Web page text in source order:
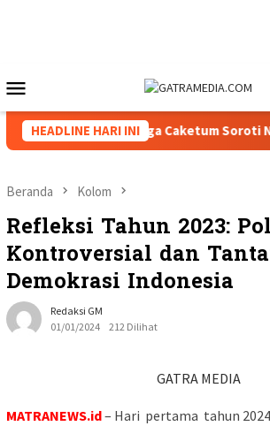
Mobile
HEADLINE HARI INI
Menguat, Tiga Caketum Soroti
Beranda Kolom
Refleksi Tahun 2023:
Kontroversial dan
Demokrasi Indonesia
Redaksi GM
01/01/2024
212 Dilihat
GATRA MEDIA
MATRANEWS.id– Hari pertama tahun